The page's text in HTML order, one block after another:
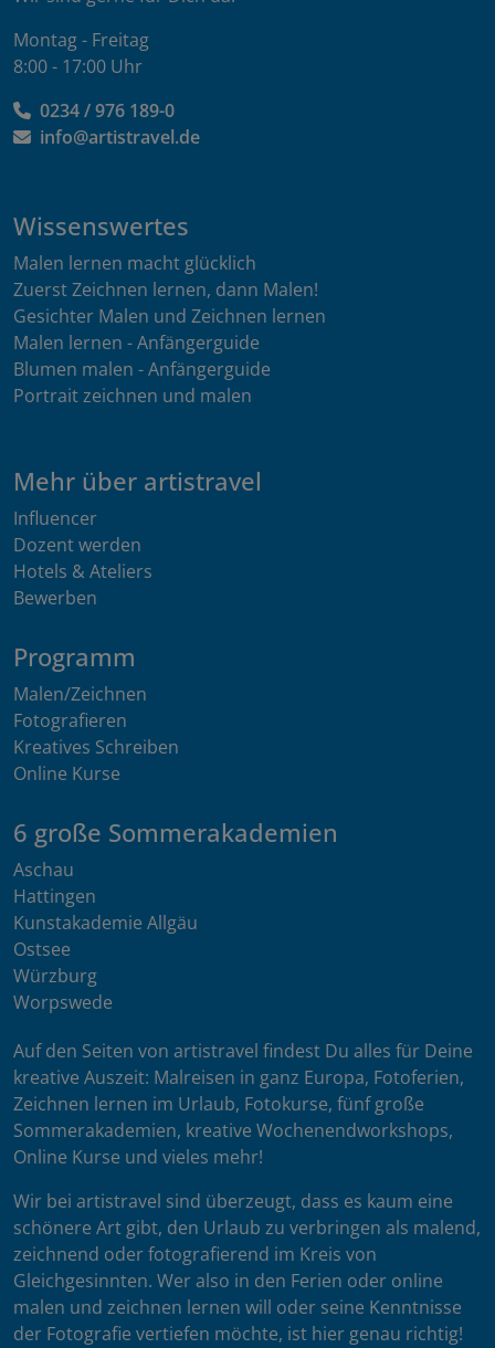
Montag - Freitag
8:00 - 17:00 Uhr
0234 / 976 189-0
info@artistravel.de
Wissenswertes
Malen lernen macht glücklich
Zuerst Zeichnen lernen, dann Malen!
Gesichter Malen und Zeichnen lernen
Malen lernen - Anfängerguide
Blumen malen - Anfängerguide
Portrait zeichnen und malen
Mehr über artistravel
Influencer
Dozent werden
Hotels & Ateliers
Bewerben
Programm
Malen/Zeichnen
Fotografieren
Kreatives Schreiben
Online Kurse
6 große Sommerakademien
Aschau
Hattingen
Kunstakademie Allgäu
Ostsee
Würzburg
Worpswede
Auf den Seiten von artistravel findest Du alles für Deine
kreative Auszeit: Malreisen in ganz Europa, Fotoferien,
Zeichnen lernen im Urlaub, Fotokurse, fünf große
Sommerakademien, kreative Wochenendworkshops,
Online Kurse und vieles mehr!
Wir bei artistravel sind überzeugt, dass es kaum eine
schönere Art gibt, den Urlaub zu verbringen als malend,
zeichnend oder fotografierend im Kreis von
Gleichgesinnten. Wer also in den Ferien oder online
malen und zeichnen lernen will oder seine Kenntnisse
der Fotografie vertiefen möchte, ist hier genau richtig!